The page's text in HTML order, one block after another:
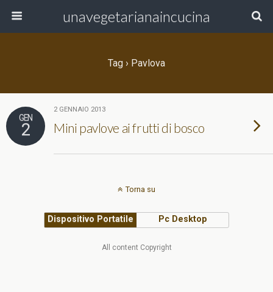
unavegetarianaincucina
Tag › Pavlova
GEN
2
2 GENNAIO 2013
Mini pavlove ai frutti di bosco
Torna su
Dispositivo Portatile Pc Desktop
All content Copyright